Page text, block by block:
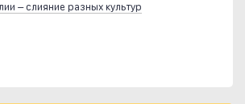
– слияние разных культур